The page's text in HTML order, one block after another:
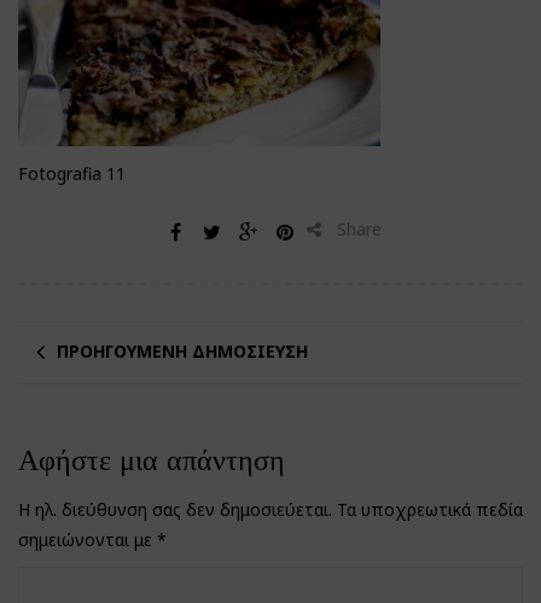
Fotografia 11
Share
ΠΡΟΗΓΟΎΜΕΝΗ ΔΗΜΟΣΊΕΥΣΗ
Αφήστε μια απάντηση
Η ηλ. διεύθυνση σας δεν δημοσιεύεται. Τα υποχρεωτικά πεδία
σημειώνονται με *